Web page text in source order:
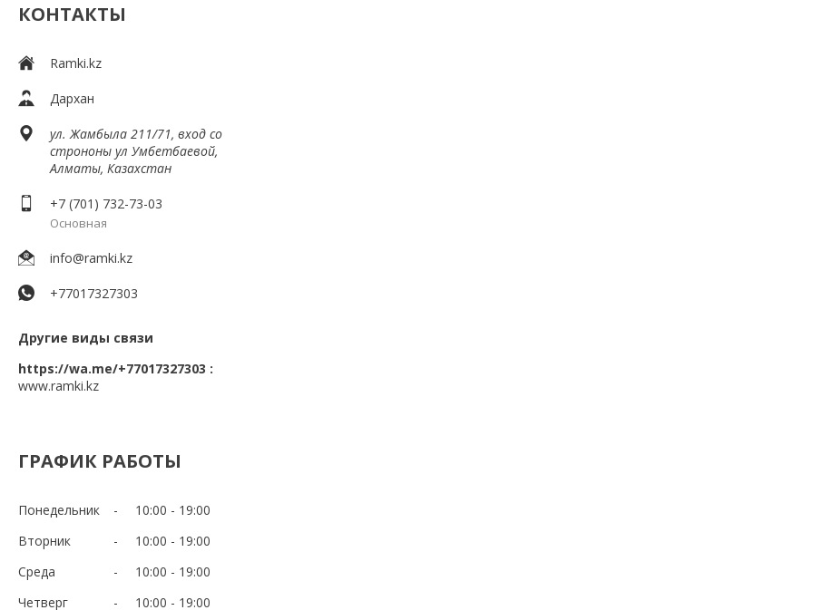
КОНТАКТЫ
Ramki.kz
Дархан
ул. Жамбыла 211/71, вход со
строноны ул Умбетбаевой,
Алматы, Казахстан
+7 (701) 732-73-03
Основная
info@ramki.kz
+77017327303
Другие виды связи
https://wa.me/+77017327303
www.ramki.kz
ГРАФИК РАБОТЫ
Понедельник 10:00
19:00
Вторник
10:00
19:00
Среда
10:00
19:00
Четверг
10:00 19:00